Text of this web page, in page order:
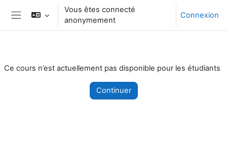
Passer au contenu principal
Panneau latéral
Vous êtes connecté
anonymement
Connexion
Ce cours n’est actuellement pas disponible pour les étudiants
Continuer